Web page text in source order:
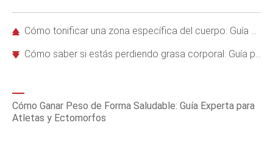
Cómo tonificar una zona específica del cuerpo: Guía experta basada en evidencia
Cómo saber si estás perdiendo grasa corporal: Guía precisa con calibradores de pliegues cutáneos
Cómo Ganar Peso de Forma Saludable: Guía Experta para
Atletas y Ectomorfos